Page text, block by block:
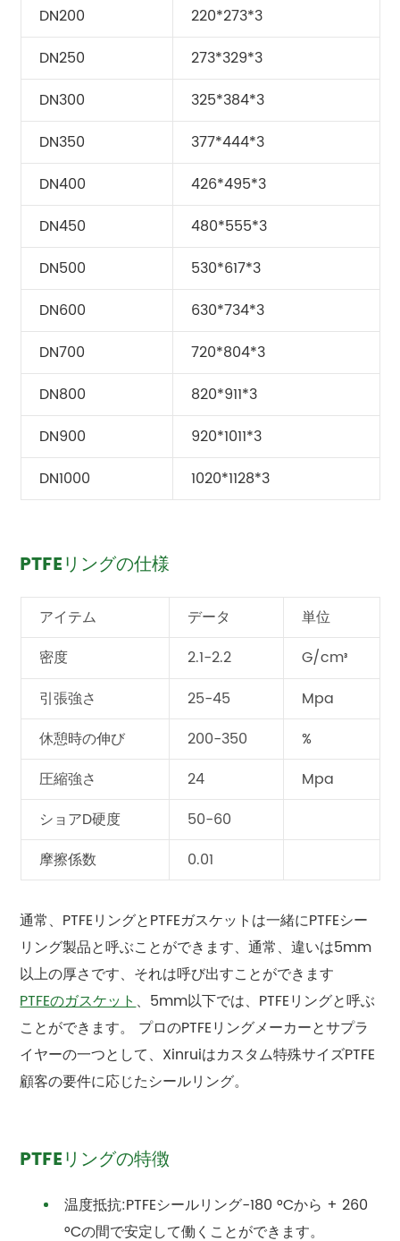
DN200
220*273*3
DN250
273*329*3
DN300
325*384*3
DN350
377*444*3
DN400
426*495*3
DN450
480*555*3
DN500
530*617*3
DN600
630*734*3
DN700
720*804*3
DN800
820*911*3
DN900
920*1011*3
DN1000
1020*1128*3
PTFEリングの仕様
アイテム データ
単位
密度
2.1-2.2 G/cm³
引張強さ 25-45
Mpa
休憩時の伸び
200-350
%
圧縮強さ
24
Mpa
ショアD硬度
50-60
摩擦係数
0.01
通常、PTFEリングとPTFEガスケットは一緒にPTFEシー
リング製品と呼ぶことができます、通常、違いは5mm
以上の厚さです、それは呼び出すことができます
PTFEのガスケット、5mm以下では、PTFEリングと呼ぶ
ことができます。 プロのPTFEリングメーカーとサプラ
イヤーの一つとして、Xinruiはカスタム特殊サイズPTFE
顧客の要件に応じたシールリング。
PTFEリングの特徴
温度抵抗:PTFEシールリング-180 °Cから + 260
°Cの間で安定して働くことができます。